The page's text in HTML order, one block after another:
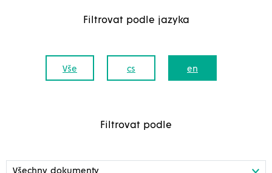
Filtrovat podle jazyka
Vše cs en
Filtrovat podle